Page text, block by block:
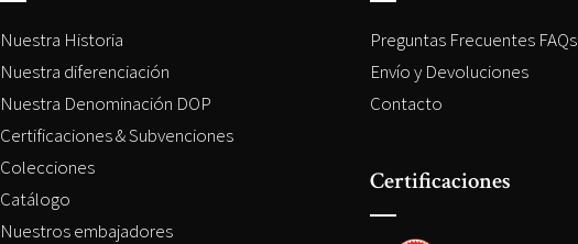
Nuestra Historia
Nuestra diferenciación
Nuestra Denominación DOP
Certificaciones & Subvenciones
Colecciones
Catálogo
Nuestros embajadores
Preguntas Frecuentes FAQs
Envío y Devoluciones
Contacto
Certificaciones